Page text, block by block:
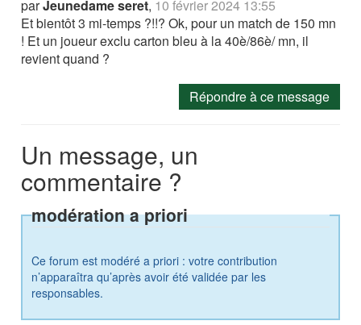
parJeunedame seret, 10 février 2024 13:55
Et bientôt 3 mi-temps ?!!? Ok, pour un match de 150 mn
! Et un joueur exclu carton bleu à la 40è/86è/ mn, il
revient quand ?
Répondre à ce message
Un message, un
commentaire ?
modération a priori
Ce forum est modéré a priori : votre contribution
n’apparaîtra qu’après avoir été validée par les
responsables.